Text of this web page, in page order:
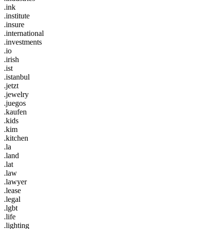
.ink
.institute
.insure
.international
.investments
.io
.irish
.ist
.istanbul
.jetzt
.jewelry
.juegos
.kaufen
.kids
.kim
.kitchen
.la
.land
.lat
.law
.lawyer
.lease
.legal
.lgbt
.life
.lighting